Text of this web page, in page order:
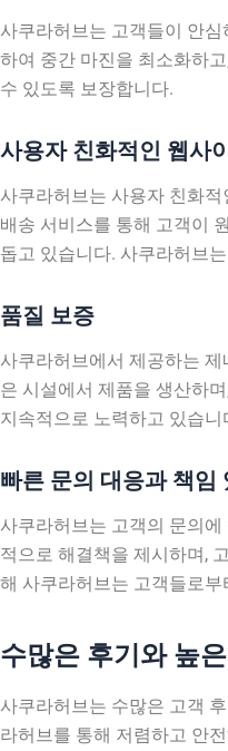
사쿠라허브는 고객들이 안
하여 중간 마진을 최소화하
수 있도록 보장합니다.
사용자 친화적인 웹사
사쿠라허브는 사용자 친화
배송 서비스를 통해 고객이
돕고 있습니다. 사쿠라허브
품질 보증
사쿠라허브에서 제공하는
은 시설에서 제품을 생산하
지속적으로 노력하고 있습니
빠른 문의 대응과 책임
사쿠라허브는 고객의 문의
적으로 해결책을 제시하며,
해 사쿠라허브는 고객들로
수많은 후기와 높
사쿠라허브는 수많은 고객
라허브를 통해 저렴하고 안